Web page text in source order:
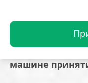
становятся
заботливыми.
«авторство
так
машине